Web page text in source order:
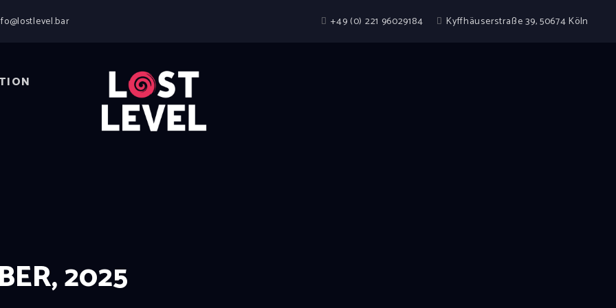
+49 (0) 221 96029184 Kyffhäuserstraße 39, 50674 Köln
NEWS
LOCATION
2025